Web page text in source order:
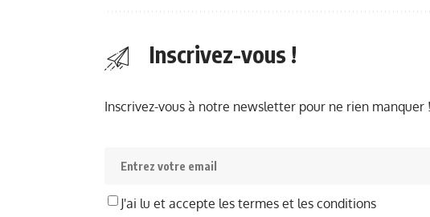
Inscrivez-vous !
Inscrivez-vous à notre newsletter pour ne rien manquer !
J'ai lu et accepte les termes et les conditions